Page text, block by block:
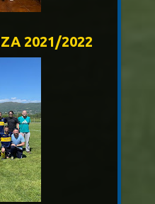
2021/2022